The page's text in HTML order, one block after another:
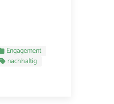
Engagement
nachhaltig